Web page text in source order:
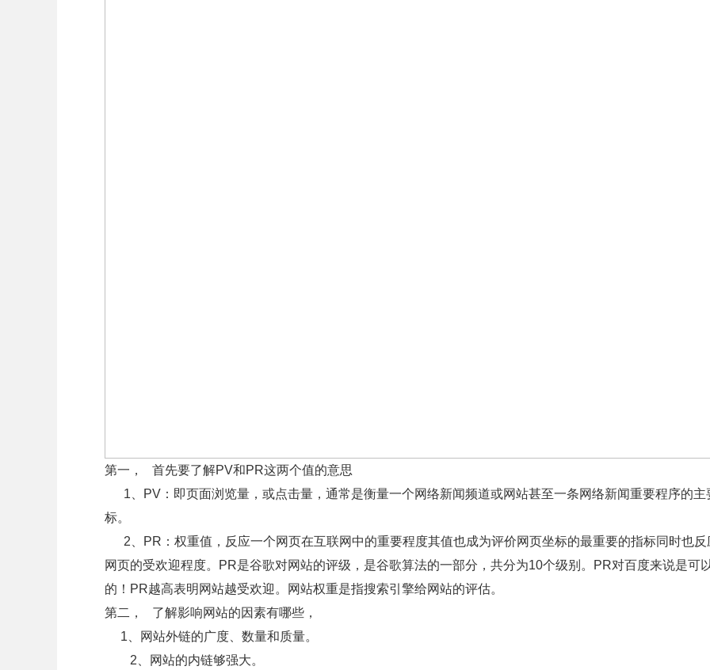
第一， 首先要了解PV和PR这两个值的意思
1、PV：即页面浏览量，或点击量，通常是衡量一个网络新闻频道或网站甚至一条网络新闻重要程序的主
标。
2、PR：权重值，反应一个网页在互联网中的重要程度其值也成为评价网页坐标的最重要的指标同时也反
网页的受欢迎程度。PR是谷歌对网站的评级，是谷歌算法的一部分，共分为10个级别。PR对百度来说是可
的！PR越高表明网站越受欢迎。网站权重是指搜索引擎给网站的评估。
第二， 了解影响网站的因素有哪些，
1、网站外链的广度、数量和质量。
2、网站的内链够强大。